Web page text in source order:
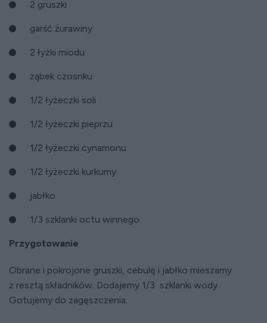
2 gruszki
garść żurawiny
2 łyżki miodu
ząbek czosnku
1/2 łyżeczki soli
1/2 łyżeczki pieprzu
1/2 łyżeczki cynamonu
1/2 łyżeczki kurkumy
jabłko
1/3 szklanki octu winnego
Przygotowanie
Obrane i pokrojone gruszki, cebulę i jabłko mieszamy
z resztą składników. Dodajemy 1/3 szklanki wody.
Gotujemy do zagęszczenia.